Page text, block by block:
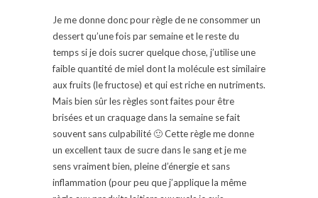
Je me donne donc pour règle de ne consommer un
dessert qu’une fois par semaine et le reste du
temps si je dois sucrer quelque chose, j’utilise une
faible quantité de miel dont la molécule est similaire
aux fruits (le fructose) et qui est riche en nutriments.
Mais bien sûr les règles sont faites pour être
brisées et un craquage dans la semaine se fait
souvent sans culpabilité 🙂 Cette règle me donne
un excellent taux de sucre dans le sang et je me
sens vraiment bien, pleine d’énergie et sans
inflammation (pour peu que j’applique la même